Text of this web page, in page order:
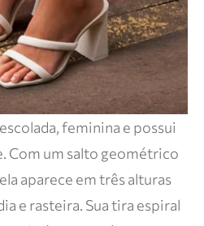
feminina e possui
Com um salto geométrico
aparece em três alturas
e rasteira. Sua tira espiral